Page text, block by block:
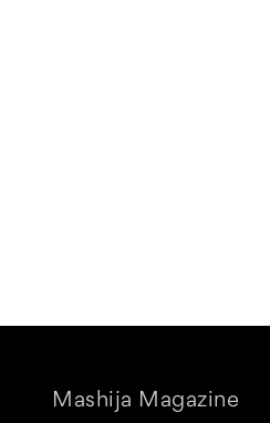
Mashija Magazine